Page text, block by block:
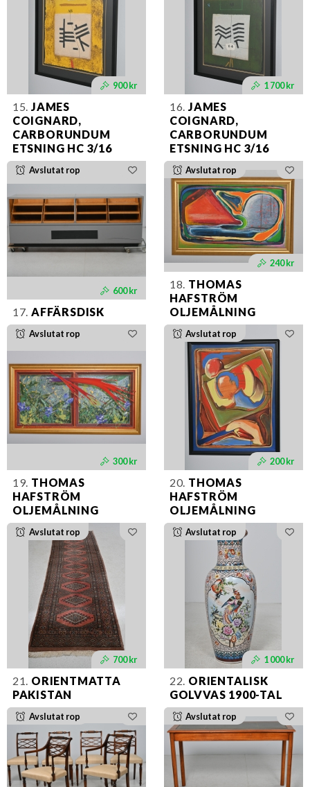
900 kr
15. JAMES
COIGNARD,
CARBORUNDUM
ETSNING HC 3/16
1 700 kr
16. JAMES
COIGNARD,
CARBORUNDUM
ETSNING HC 3/16
Avslutat rop
600 kr
17. AFFÄRSDISK
Avslutat rop
240 kr
18. THOMAS
HAFSTRÖM
OLJEMÅLNING
Avslutat rop
300 kr
19. THOMAS
HAFSTRÖM
OLJEMÅLNING
Avslutat rop
200 kr
20. THOMAS
HAFSTRÖM
OLJEMÅLNING
Avslutat rop
700 kr
21. ORIENTMATTA
PAKISTAN
Avslutat rop
1 000 kr
22. ORIENTALISK
GOLVVAS 1900-TAL
Avslutat rop Avslutat rop